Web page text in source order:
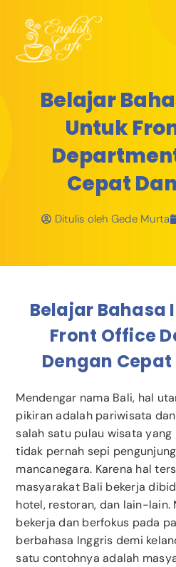
Belajar
Untuk
Cepat
Ditulis oleh Gede Murta
Belajar Bahasa
Front Office
Dengan
Mendengar nama Bali, hal
pikiran adalah pariwisata
salah satu pulau wisata
tidak pernah sepi
mancanegara. Karena hal
masyarakat Bali bekerja
hotel, restoran, dan lain-lain.
bekerja dan berfokus pada
berbahasa Inggris demi
satu contohnya adalah